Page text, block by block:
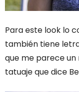
Para este look lo
también tiene
que me parece un
tatuaje que dice